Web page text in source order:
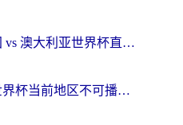
在国外怎么看美国 vs 澳大利亚世界杯直播？海外党必藏的中文解说观赛指南
在加拿大看抖音世界杯当前地区不可播放？海外党体育观赛终极指南